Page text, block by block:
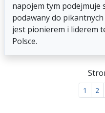
napojem tym podejmuje
podawany do
jest pionierem i liderem
Polsce.
1 2